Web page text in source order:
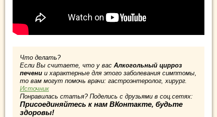
Что делать?
Если Вы считаете, что у вас Алкогольный цирроз
печени и характерные для этого заболевания симптомы,
то вам могут помочь врачи: гастроэнтеролог, хирург.
Источник
Понравилась статья? Поделись с друзьями в соц.сетях:
Присоединяйтесь к нам ВКонтакте, будьте
здоровы!